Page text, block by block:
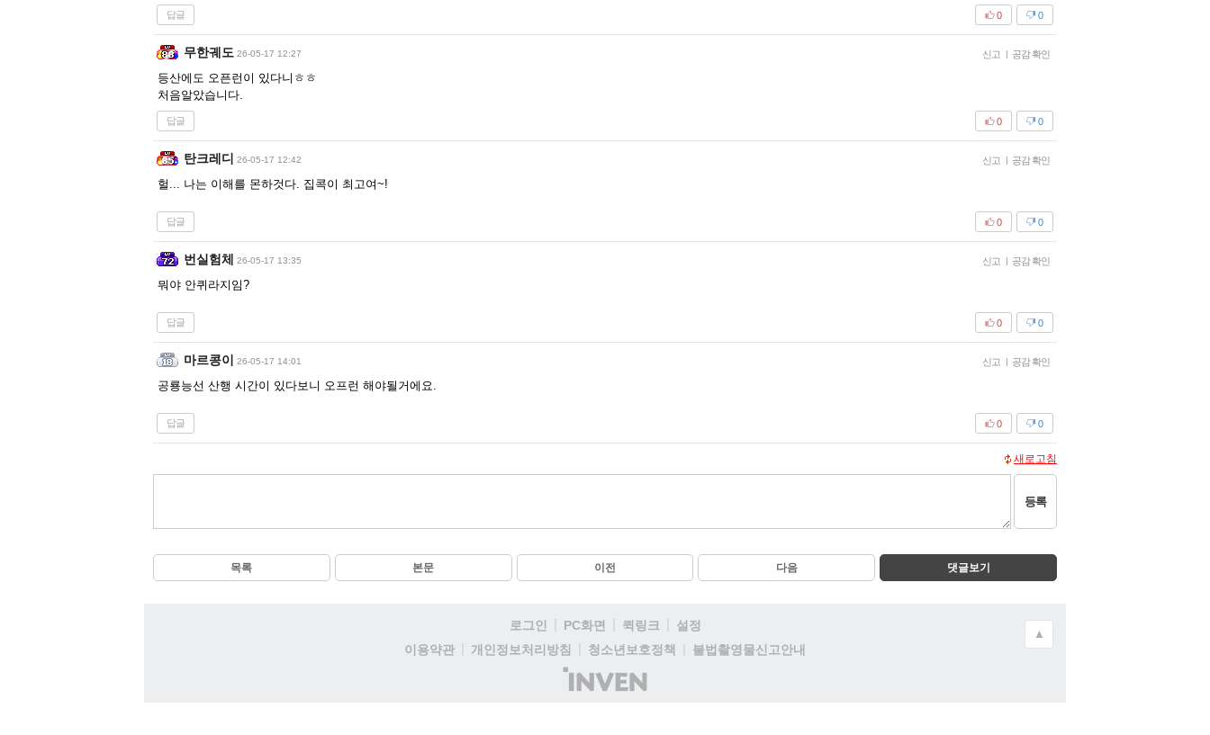
답글 0
0
무한궤도 26-05-17 12:27 신고 | 공감 확인
등산에도 오픈런이 있다니ㅎㅎ
처음알았습니다.
답글 0
0
탄크레디 26-05-17 12:42 신고 | 공감 확인
헐... 나는 이해를 몬하것다. 집콕이 최고여~!
답글 0
0
번실험체 26-05-17 13:35 신고 | 공감 확인
뭐야 안퀴라지임?
답글 0
0
마르콩이 26-05-17 14:01 신고 | 공감 확인
공룡능선 산행 시간이 있다보니 오프런 해야될거에요.
답글 0
0
새로고침
등록
목록 본문 이전 다음 댓글보기
로그인 PC화면 퀵링크
설정
이용약관
개인정보처리방침 청소년보호정책
불법촬영물신고안내
(주)
인
▲